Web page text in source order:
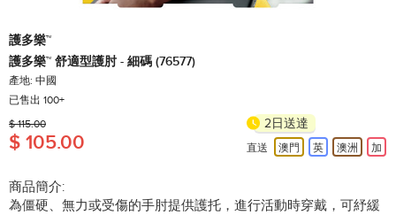
護多樂™
護多樂™ 舒適型護肘 - 細碼 (76577)
產地: 中國
已售出 100+
$ 115.00
$ 105.00
2日送達
直送 澳門 英 澳洲 加
商品簡介:
為僵硬、無力或受傷的手肘提供護托，進行活動時穿戴，可紓緩